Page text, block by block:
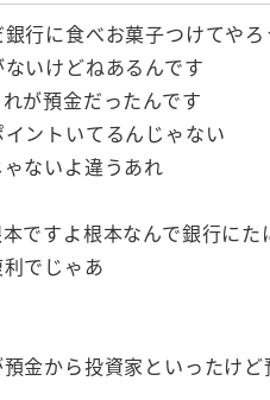
行に食べお菓子つけてや
いけどねあるんです
が預金だったんです
ントいてるんじゃない
ないよ違うあれ
ですよ根本なんで銀行にた
でじゃあ
金から投資家といったけ